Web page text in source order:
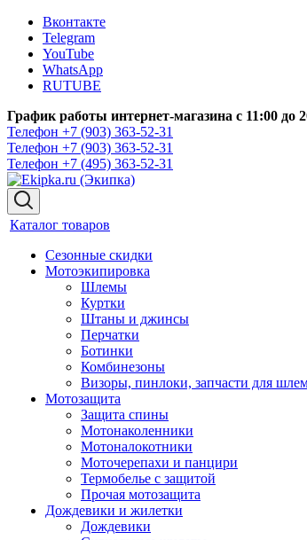
Вконтакте
Telegram
YouTube
WhatsApp
RUTUBE
График работы интернет-магазина с 11:00 до
Телефон +7 (903) 363-52-31
Телефон +7 (903) 363-52-31
Телефон +7 (495) 363-52-31
Каталог товаров
Сезонные скидки
Мотоэкипировка
Шлемы
Куртки
Штаны и джинсы
Перчатки
Ботинки
Комбинезоны
Визоры, пинлоки, запчасти для
Мотозащита
Защита спины
Мотонаколенники
Мотоналокотники
Моточерепахи и панцири
Термобелье с защитой
Прочая мотозащита
Дождевики и жилетки
Дождевики